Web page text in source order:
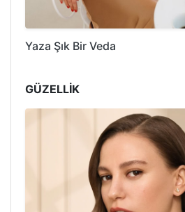
Yaza Şık Bir Veda
GÜZELLİK